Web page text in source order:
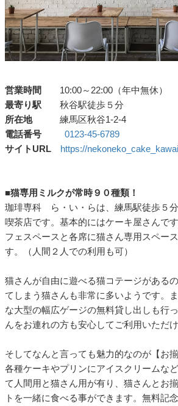
営業時間
10:00～22:00（年中無休）
最寄り駅 秋谷駅徒歩５分
所在地練馬区秋谷1-2-4
電話番号
0123-45-6789
サイトURL https://
■猫専用ミルクが常時９０種類！
珈琲専科 ら・い・らは、練馬駅徒歩５
喫茶店です。基本的にはケーキ屋さんで
フェスペースと各席に猫さん専用スペー
す。（人間２人での利用も可）
猫さんが自由に遊べる猫コテージがある
てしまう猫さんも非常に多いようです。
な大型の幅広ゲージの無料貸し出しも行
んをお連れの方も安心してご利用いただけ
そしてなんと言っても魅力的なのが【お
各種ケーキやプリンにアイスクリームな
て人間用と猫さん用が有り、猫さんとお
トを一緒に食べる事ができます。無料記